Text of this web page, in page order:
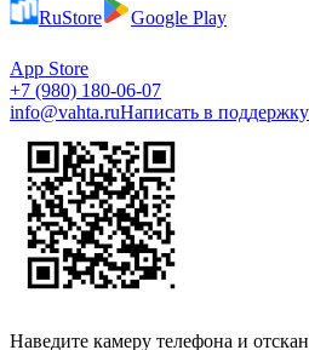
RuStore Google Play
App Store
+7 (980) 180-06-07
info@vahta.ruНаписать в поддержку
Наведите камеру телефона и